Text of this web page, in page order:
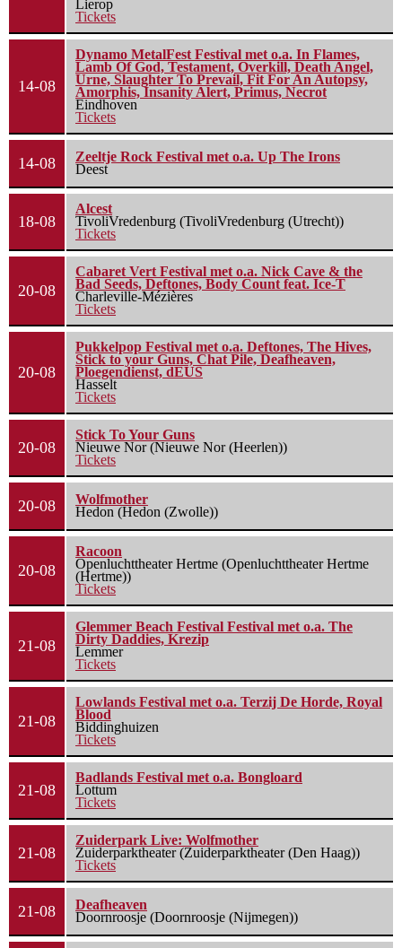
Lierop
Tickets
14-08
Dynamo MetalFest Festival met o.a. In Flames,
Lamb Of God, Testament, Overkill, Death Angel,
Urne, Slaughter To Prevail, Fit For An Autopsy,
Amorphis, Insanity Alert, Primus, Necrot
Eindhoven
Tickets
14-08
Zeeltje Rock Festival met o.a. Up The Irons
Deest
18-08
Alcest
TivoliVredenburg (TivoliVredenburg (Utrecht))
Tickets
20-08
Cabaret Vert Festival met o.a. Nick Cave & the
Bad Seeds, Deftones, Body Count feat. Ice-T
Charleville-Mézières
Tickets
20-08
Pukkelpop Festival met o.a. Deftones, The Hives,
Stick to your Guns, Chat Pile, Deafheaven,
Ploegendienst, dEUS
Hasselt
Tickets
20-08
Stick To Your Guns
Nieuwe Nor (Nieuwe Nor (Heerlen))
Tickets
20-08
Wolfmother
Hedon (Hedon (Zwolle))
20-08
Racoon
Openluchttheater Hertme (Openluchttheater Hertme
(Hertme))
Tickets
21-08
Glemmer Beach Festival Festival met o.a. The
Dirty Daddies, Krezip
Lemmer
Tickets
21-08
Lowlands Festival met o.a. Terzij De Horde, Royal
Blood
Biddinghuizen
Tickets
21-08
Badlands Festival met o.a. Bongloard
Lottum
Tickets
21-08
Zuiderpark Live: Wolfmother
Zuiderparktheater (Zuiderparktheater (Den Haag))
Tickets
21-08
Deafheaven
Doornroosje (Doornroosje (Nijmegen))